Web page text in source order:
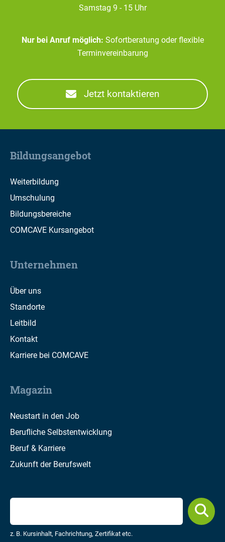
Samstag 9 - 15 Uhr
Nur bei Anruf möglich: Sofortberatung oder flexible
Terminvereinbarung
Jetzt kontaktieren
Bildungsangebot
Weiterbildung
Umschulung
Bildungsbereiche
COMCAVE Kursangebot
Unternehmen
Über uns
Standorte
Leitbild
Kontakt
Karriere bei COMCAVE
Magazin
Neustart in den Job
Berufliche Selbstentwicklung
Beruf & Karriere
Zukunft der Berufswelt
z. B. Kursinhalt, Fachrichtung, Zertifikat etc.